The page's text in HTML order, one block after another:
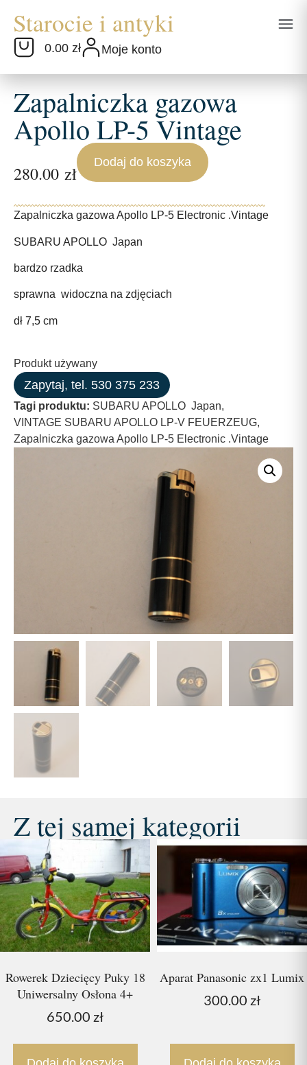
0.00 zł Moje konto
Zapalniczka gazowa
Apollo LP-5 Vintage
280.00 zł
Dodaj do koszyka
Zapalniczka gazowa Apollo LP-5 Electronic .Vintage
SUBARU APOLLO Japan
bardzo rzadka
sprawna widoczna na zdjęciach
dł 7,5 cm
Produkt używany
Zapytaj, tel. 530 375 233
Tagi produktu: SUBARU APOLLO Japan,
VINTAGE SUBARU APOLLO LP-V FEUERZEUG,
Zapalniczka gazowa Apollo LP-5 Electronic .Vintage
Z tej samej kategorii
Rowerek Dziecięcy Puky 18
Uniwersalny Osłona 4+
650.00 zł
Aparat Panasonic zx1 Lumix
300.00 zł